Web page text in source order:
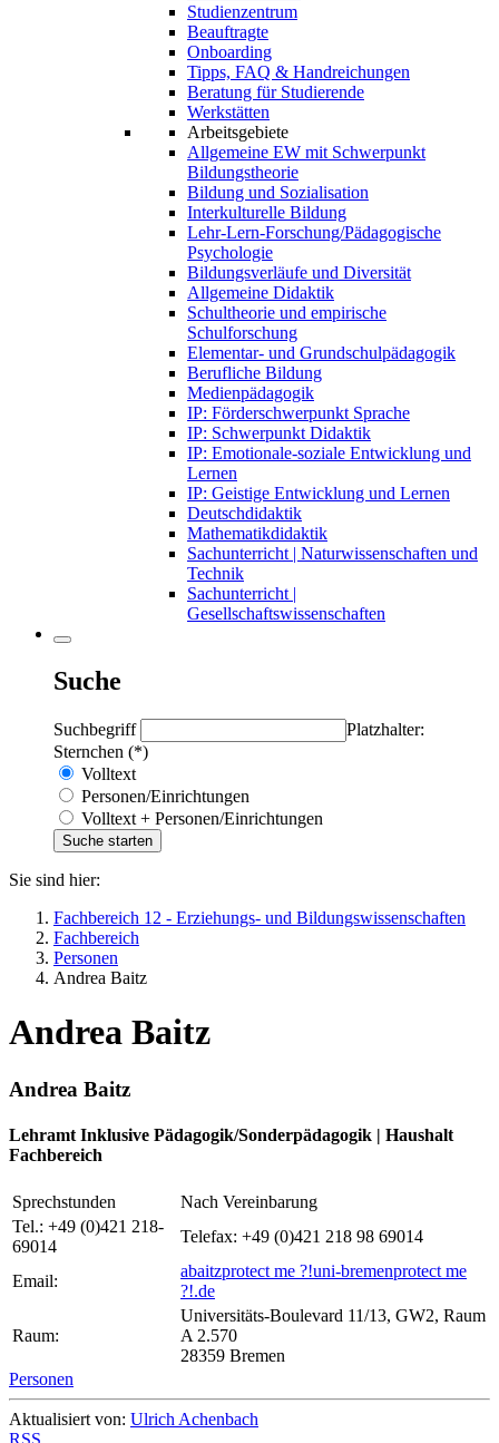
Studienzentrum
Beauftragte
Onboarding
Tipps, FAQ & Handreichungen
Beratung für Studierende
Werkstätten
Arbeitsgebiete
Allgemeine EW mit Schwerpunkt
Bildungstheorie
Bildung und Sozialisation
Interkulturelle Bildung
Lehr-Lern-Forschung/Pädagogische
Psychologie
Bildungsverläufe und Diversität
Allgemeine Didaktik
Schultheorie und empirische
Schulforschung
Elementar- und Grundschulpädagogik
Berufliche Bildung
Medienpädagogik
IP: Förderschwerpunkt Sprache
IP: Schwerpunkt Didaktik
IP: Emotionale-soziale Entwicklung und
Lernen
IP: Geistige Entwicklung und Lernen
Deutschdidaktik
Mathematikdidaktik
Sachunterricht | Naturwissenschaften und
Technik
Sachunterricht |
Gesellschaftswissenschaften
Suche
Suchbegriff
Platzhalter:
Sternchen (*)
Volltext
Personen/Einrichtungen
Volltext + Personen/Einrichtungen
Sie sind hier:
Fachbereich 12 - Erziehungs- und Bildungswissenschaften
Fachbereich
Personen
Andrea Baitz
Andrea Baitz
Andrea Baitz
Lehramt Inklusive Pädagogik/Sonderpädagogik | Haushalt
Fachbereich
Sprechstunden
Nach Vereinbarung
Tel.: +49 (0)421 218-
69014
Telefax: +49 (0)421 218 98 69014
Email:
abaitzprotect me ?!uni-bremenprotect me
?!.de
Raum:
Universitäts-Boulevard 11/13, GW2, Raum
A 2.570
28359 Bremen
Personen
Aktualisiert von: Ulrich Achenbach
RSS